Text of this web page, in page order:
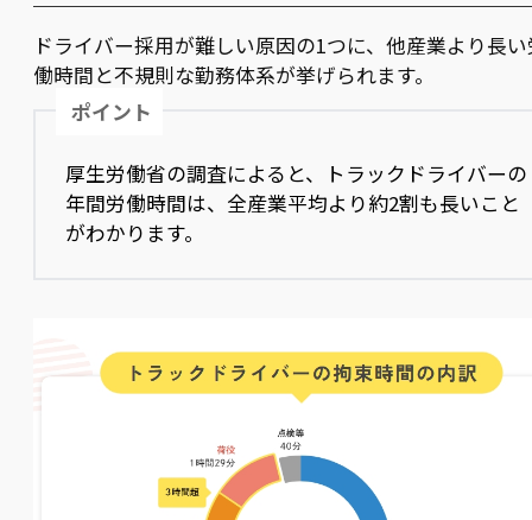
ドライバー採用が難しい原因の1つに、他産業より長
働時間と不規則な勤務体系が挙げられます。
ポイント
厚生労働省の調査によると、トラックドライバーの
年間労働時間は、全産業平均より約2割も長いこと
がわかります。